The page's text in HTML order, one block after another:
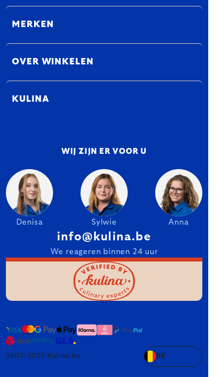
MERKEN
OVER WINKELEN
KULINA
WIJ ZIJN ER VOOR U
Denisa Sylwie Anna
info@kulina.be
We reageren binnen 24 uur
2007–2025 Kulina.be BE